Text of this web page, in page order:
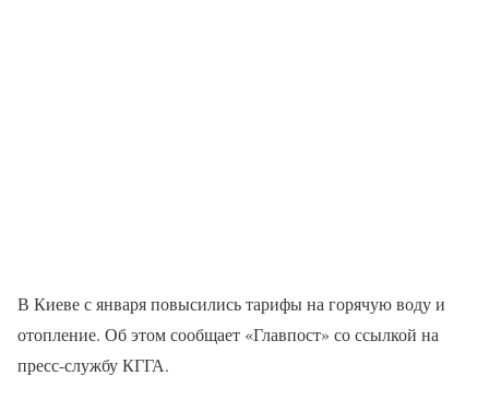
В Киеве с января повысились тарифы на горячую воду и
отопление. Об этом сообщает «Главпост» со ссылкой на
пресс-службу КГГА.